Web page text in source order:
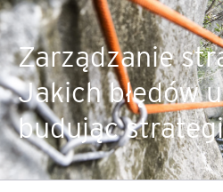
Zarządzanie
Jakich błędów
budując